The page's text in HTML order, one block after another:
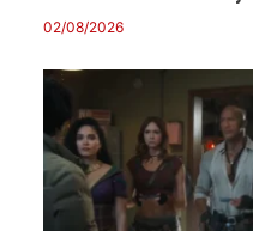
02/08/2026